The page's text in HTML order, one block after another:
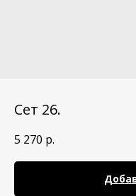
Сет 26.
5 270 р.